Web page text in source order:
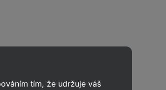
tím, že udržuje váš